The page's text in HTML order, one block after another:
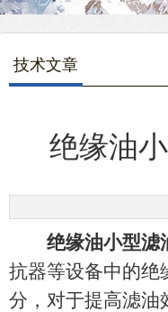
技术文章
绝缘油
绝缘油小型滤
抗器等设备中的绝
分，对于提高滤油